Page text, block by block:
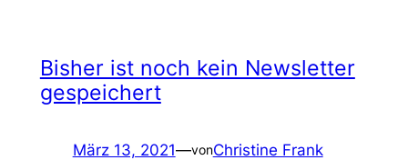
Bisher ist noch kein Newsletter
gespeichert
März 13, 2021—vonChristine Frank